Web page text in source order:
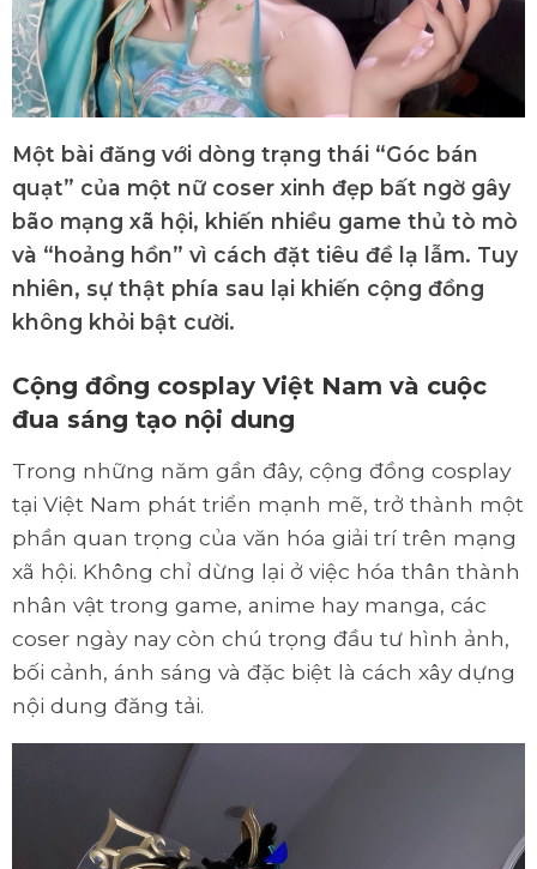
Một bài đăng với dòng trạng thái “Góc bán
quạt” của một nữ coser xinh đẹp bất ngờ gây
bão mạng xã hội, khiến nhiều game thủ tò mò
và “hoảng hồn” vì cách đặt tiêu đề lạ lẫm. Tuy
nhiên, sự thật phía sau lại khiến cộng đồng
không khỏi bật cười.
Cộng đồng cosplay Việt Nam và cuộc
đua sáng tạo nội dung
Trong những năm gần đây, cộng đồng cosplay
tại Việt Nam phát triển mạnh mẽ, trở thành một
phần quan trọng của văn hóa giải trí trên mạng
xã hội. Không chỉ dừng lại ở việc hóa thân thành
nhân vật trong game, anime hay manga, các
coser ngày nay còn chú trọng đầu tư hình ảnh,
bối cảnh, ánh sáng và đặc biệt là cách xây dựng
nội dung đăng tải.